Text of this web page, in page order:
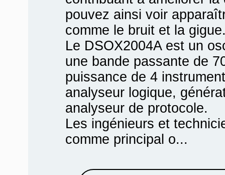
pouvez ainsi voir
comme le bruit et la
Le DSOX2004A est un
une bande passante de
puissance de 4
analyseur logique,
analyseur de protocole.
Les ingénieurs et
comme principal o...